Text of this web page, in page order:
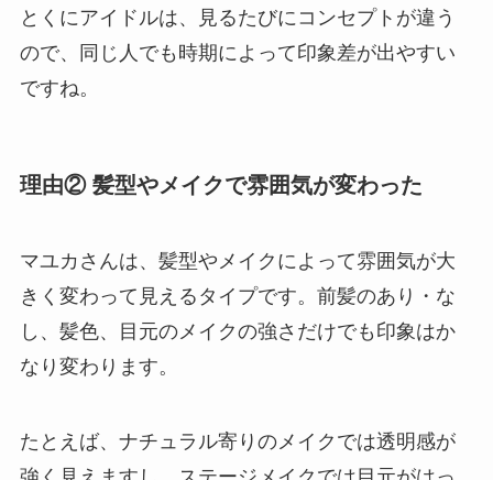
とくにアイドルは、見るたびにコンセプトが違う
ので、同じ人でも時期によって印象差が出やすい
ですね。
理由② 髪型やメイクで雰囲気が変わった
マユカさんは、髪型やメイクによって雰囲気が大
きく変わって見えるタイプです。前髪のあり・な
し、髪色、目元のメイクの強さだけでも印象はか
なり変わります。
たとえば、ナチュラル寄りのメイクでは透明感が